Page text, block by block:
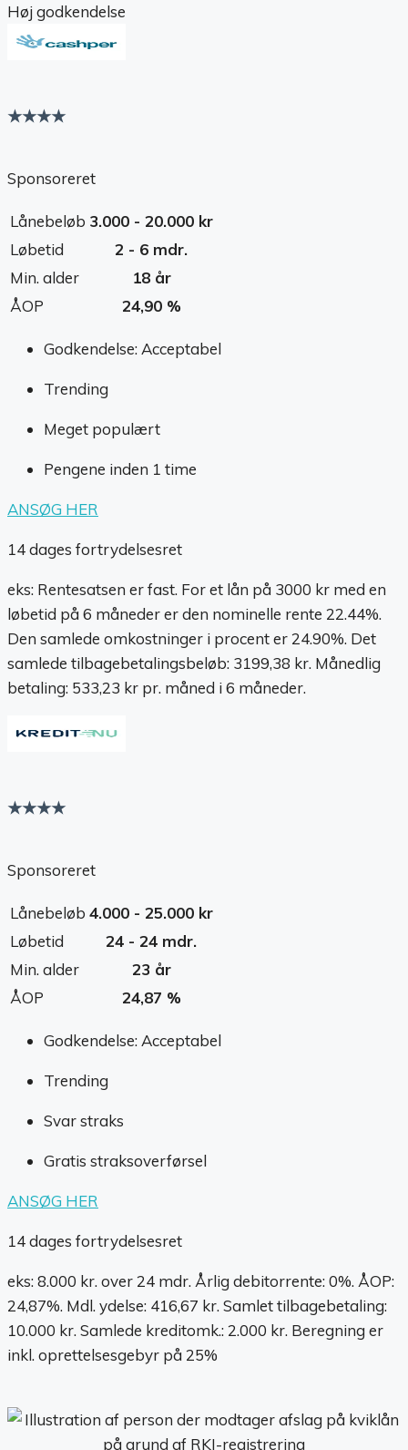
Høj godkendelse
★★★★
Sponsoreret
Lånebeløb 3.000 - 20.000 kr
Løbetid
2 - 6 mdr.
Min. alder
18 år
ÅOP
24,90 %
Godkendelse: Acceptabel
Trending
Meget populært
Pengene inden 1 time
ANSØG HER
14 dages fortrydelsesret
eks: Rentesatsen er fast. For et lån på 3000 kr med en
løbetid på 6 måneder er den nominelle rente 22.44%.
Den samlede omkostninger i procent er 24.90%. Det
samlede tilbagebetalingsbeløb: 3199,38 kr. Månedlig
betaling: 533,23 kr pr. måned i 6 måneder.
★★★★
Sponsoreret
Lånebeløb 4.000 - 25.000 kr
Løbetid
24 - 24 mdr.
Min. alder
23 år
ÅOP
24,87 %
Godkendelse: Acceptabel
Trending
Svar straks
Gratis straksoverførsel
ANSØG HER
14 dages fortrydelsesret
eks: 8.000 kr. over 24 mdr. Årlig debitorrente: 0%. ÅOP:
24,87%. Mdl. ydelse: 416,67 kr. Samlet tilbagebetaling:
10.000 kr. Samlede kreditomk.: 2.000 kr. Beregning er
inkl. oprettelsesgebyr på 25%